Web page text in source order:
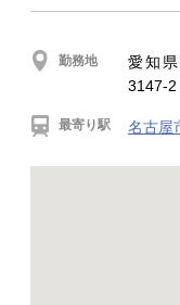
勤務地
愛知
3147-
最寄り駅 名古屋